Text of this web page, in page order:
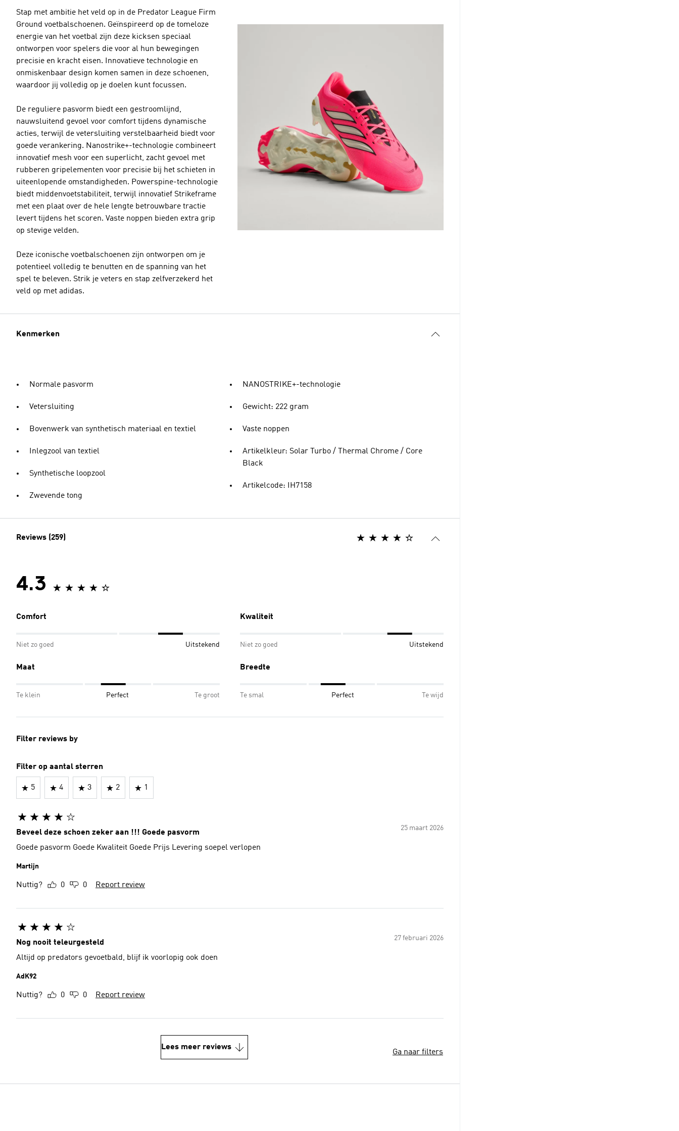
Stap met ambitie het veld op in de Predator League Firm
Ground voetbalschoenen. Geïnspireerd op de tomeloze
energie van het voetbal zijn deze kicksen speciaal
ontworpen voor spelers die voor al hun bewegingen
precisie en kracht eisen. Innovatieve technologie en
onmiskenbaar design komen samen in deze schoenen,
waardoor jij volledig op je doelen kunt focussen.
De reguliere pasvorm biedt een gestroomlijnd,
nauwsluitend gevoel voor comfort tijdens dynamische
acties, terwijl de vetersluiting verstelbaarheid biedt voor
goede verankering. Nanostrike+-technologie combineert
innovatief mesh voor een superlicht, zacht gevoel met
rubberen gripelementen voor precisie bij het schieten in
uiteenlopende omstandigheden. Powerspine-technologie
biedt middenvoetstabiliteit, terwijl innovatief Strikeframe
met een plaat over de hele lengte betrouwbare tractie
levert tijdens het scoren. Vaste noppen bieden extra grip
op stevige velden.
Deze iconische voetbalschoenen zijn ontworpen om je
potentieel volledig te benutten en de spanning van het
spel te beleven. Strik je veters en stap zelfverzekerd het
veld op met adidas.
Kenmerken
Normale pasvorm
Vetersluiting
Bovenwerk van synthetisch materiaal en textiel
Inlegzool van textiel
Synthetische loopzool
Zwevende tong
NANOSTRIKE+-technologie
Gewicht: 222 gram
Vaste noppen
Artikelkleur: Solar Turbo / Thermal Chrome / Core
Black
Artikelcode: IH7158
Reviews (259)
4.3
Comfort
Niet zo goed Uitstekend
Kwaliteit
Niet zo goed Uitstekend
Maat
Te klein Perfect Te groot
Breedte
Te smal Perfect Te wijd
Filter reviews by
Filter op aantal sterren
5 4 3 2 1
25 maart 2026
Beveel deze schoen zeker aan !!! Goede pasvorm
Goede pasvorm Goede Kwaliteit Goede Prijs Levering soepel verlopen
Martijn
Nuttig? 0 0 Report review
27 februari 2026
Nog nooit teleurgesteld
Altijd op predators gevoetbald, blijf ik voorlopig ook doen
AdK92
Nuttig? 0 0 Report review
Lees meer reviews
Ga naar filters